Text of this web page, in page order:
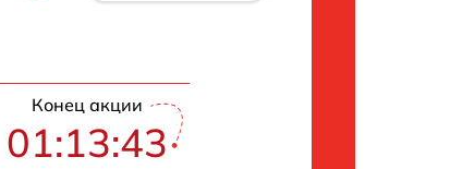
Конец акции
01:13:42